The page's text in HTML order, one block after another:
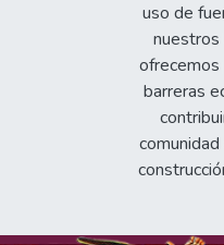
uso de
nuestros
ofrecemos
barreras